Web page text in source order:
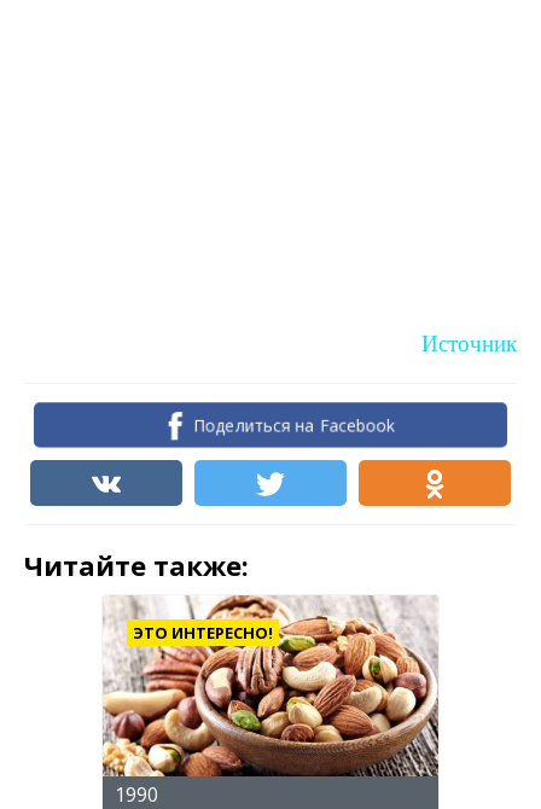
Источник
Поделиться на Facebook
Читайте также:
ЭТО ИНТЕРЕСНО!
1990